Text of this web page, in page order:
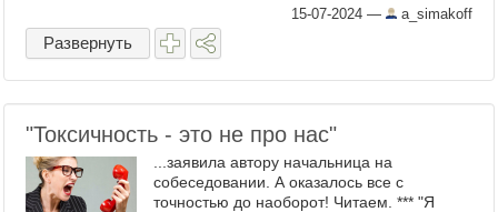
записку, что ему кинули в корзину для
сбора денег на концерте, во ...
15-07-2024 — a_simakoff
Развернуть
"Токсичность - это не про нас"
...заявила автору начальница на
собеседовании. А оказалось все с
точностью до наоборот! Читаем. *** "Я